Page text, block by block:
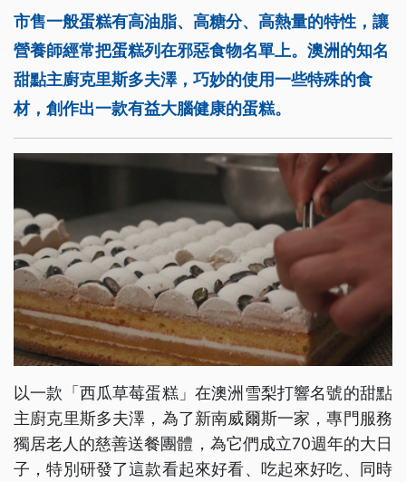
市售一般蛋糕有高油脂、高糖分、高熱量的特性，讓
營養師經常把蛋糕列在邪惡食物名單上。澳洲的知名
甜點主廚克里斯多夫澤，巧妙的使用一些特殊的食
材，創作出一款有益大腦健康的蛋糕。
以一款「西瓜草莓蛋糕」在澳洲雪梨打響名號的甜點
主廚克里斯多夫澤，為了新南威爾斯一家，專門服務
獨居老人的慈善送餐團體，為它們成立70週年的大日
子，特別研發了這款看起來好看、吃起來好吃、同時